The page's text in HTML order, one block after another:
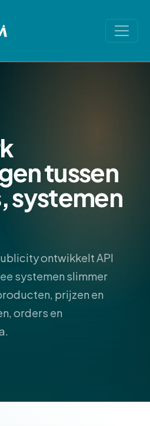
tussen
systemen
ontwikkelt API
systemen slimmer
prijzen en
orders en